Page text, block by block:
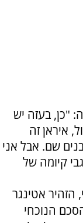
"כן, בעזה יש
הבהול, איראן זה
שם. אבל אני
קיומה של
הזהיר אטינגר
הנוכחי